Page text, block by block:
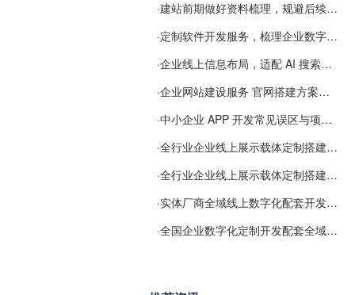
·建站前期做好资料梳理，规避后续各类使用难题
·定制软件开发服务，梳理企业数字化落地常见难点
·企业线上信息布局，适配 AI 搜索需要留意这些要点
·企业网站建设服务 官网搭建方案经验分享
·中小企业 APP 开发常见误区与项目规划实用经验
·全行业企业线上展示载体定制搭建服务
·全行业企业线上展示载体定制搭建服务
·实体厂商全域线上数字化配套开发与地域检索优化服务
·全国企业数字化定制开发配套全域搜索优化服务